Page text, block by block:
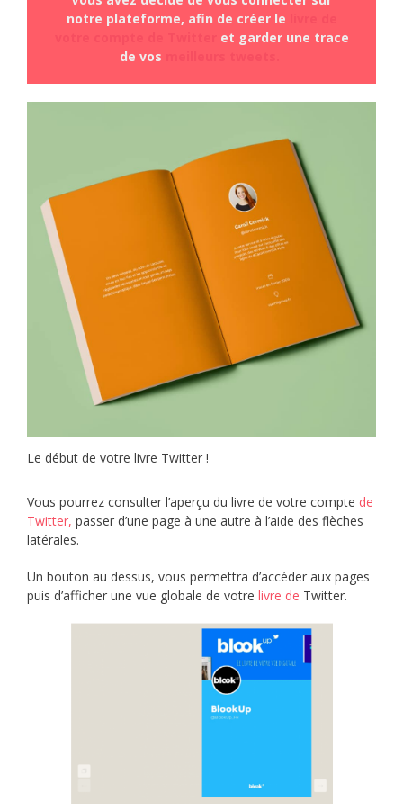
notre plateforme, afin de créer le
et garder une trace
de vos
Le début de votre livre Twitter !
Vous pourrez consulter l’aperçu du livre de votre compte de
Twitter, passer d’une page à une autre à l’aide des flèches
latérales.
Un bouton au dessus, vous permettra d’accéder aux pages
puis d’afficher une vue globale de votre livre de Twitter.